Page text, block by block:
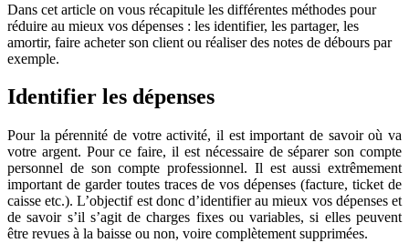
Dans cet article on vous récapitule les différentes méthodes pour
réduire au mieux vos dépenses : les identifier, les partager, les
amortir, faire acheter son client ou réaliser des notes de débours par
exemple.
Identifier les dépenses
Pour la pérennité de votre activité, il est important de savoir où va
votre argent. Pour ce faire, il est nécessaire de séparer son compte
personnel de son compte professionnel. Il est aussi extrêmement
important de garder toutes traces de vos dépenses (facture, ticket de
caisse etc.). L’objectif est donc d’identifier au mieux vos dépenses et
de savoir s’il s’agit de charges fixes ou variables, si elles peuvent
être revues à la baisse ou non, voire complètement supprimées.